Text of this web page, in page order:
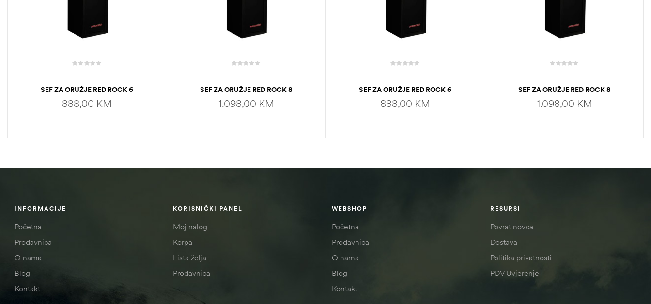
SEF ZA ORUŽJE RED ROCK 6
GUNS/WICHESTER
888,00 KM
SEF ZA ORUŽJE RED ROCK 8
GUNS/WICHESTER
1.098,00 KM
SEF ZA ORUŽJE RED ROCK 6
GUNS/WICHESTER
888,00 KM
SEF ZA ORUŽJE RED ROCK 8
GUNS/WICHESTER
1.098,00 KM
INFORMACIJE
Početna
Prodavnica
O nama
Blog
Kontakt
KORISNIČKI PANEL
Moj nalog
Korpa
Lista želja
Prodavnica
WEBSHOP
Početna
Prodavnica
O nama
Blog
Kontakt
RESURSI
Povrat novca
Dostava
Politika privatnosti
PDV Uvjerenje